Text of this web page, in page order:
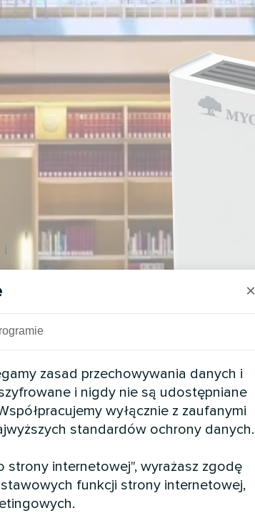
i
×
zasad przechowywania danych i
i nigdy nie są udostępniane
wyłącznie z zaufanymi
standardów ochrony danych.
strony internetowej", wyrażasz zgodę
funkcji strony internetowej,